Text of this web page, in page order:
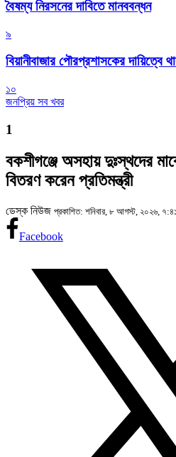
বৈষম্য নিরসনের দাবিতে মানববন্ধন
৯
বিয়ানীবাজার পৌরপ্রশাসকের দায়িত্বে
১০
জনপ্রিয় সব খবর
1
বকশীগঞ্জে অসহায় দুঃস্থদের
বিতরণ করেন প্রতিমন্ত্রী
ডেস্ক নিউজ প্রকাশিত: শনিবার, ৮ আগস্ট, ২০২৬,
Facebook